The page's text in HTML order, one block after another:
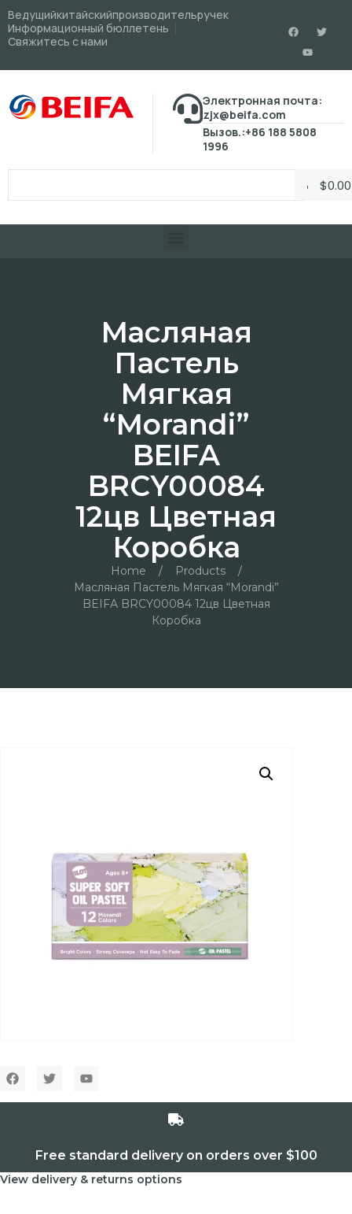
Ведущийкитайскийпроизводительручек
Информационный бюллетень
Свяжитесь с нами
Электронная почта:
zjx@beifa.com
Вызов.:+86 188 5808
1996
$0.00
Масляная
Пастель
Мягкая
“Morandi”
BEIFA
BRCY00084
12цв Цветная
Коробка
Home / Products
/
Масляная Пастель Мягкая “Morandi”
BEIFA BRCY00084 12цв Цветная
Коробка
Free standard delivery on orders over $100
View delivery & returns options